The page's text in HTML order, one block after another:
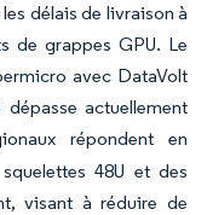
délais de livraison à
de grappes GPU. Le
avec DataVolt
actuellement
répondent en
48U et des
visant à réduire de